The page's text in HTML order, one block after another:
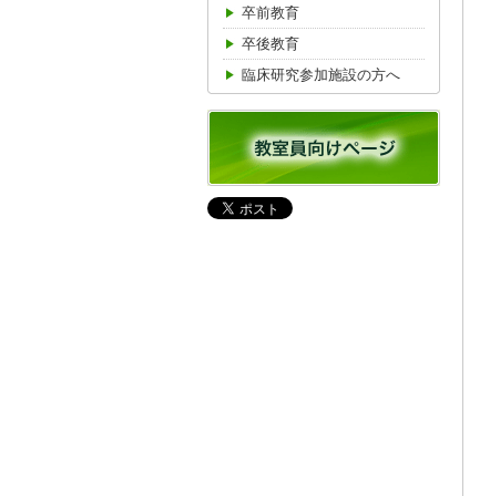
卒前教育
卒後教育
臨床研究参加施設の方へ